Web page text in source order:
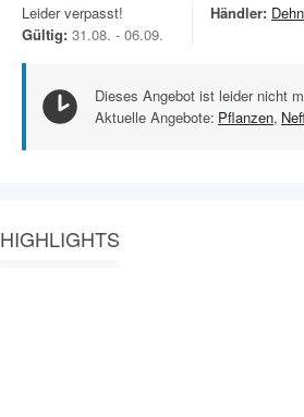
Leider verpasst!
Gültig: 31.08. - 06.09.
Händler:
Dieses Angebot ist leider nicht
Aktuelle Angebote: Pflanzen,
HIGHLIGHTS